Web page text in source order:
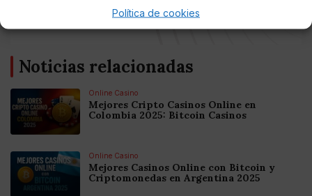
Política de cookies
corazón y todos los realitys del momento.
Noticias relacionadas
Online Casino
Mejores Cripto Casinos Online en
Colombia 2025: Bitcoin Casinos
Online Casino
Mejores Casinos Online con Bitcoin y
Criptomonedas en Argentina 2025